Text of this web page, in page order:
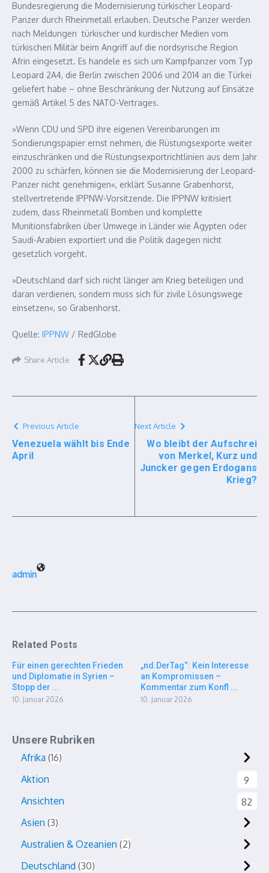
Bundesregierung die Modernisierung türkischer Leopard-
Panzer durch Rheinmetall erlauben. Deutsche Panzer werden
nach Meldungen türkischer und kurdischer Medien vom
türkischen Militär beim Angriff auf die nordsyrische Region
Afrin eingesetzt. Es handele es sich um Kampfpanzer vom Typ
Leopard 2A4, die Berlin zwischen 2006 und 2014 an die Türkei
geliefert habe – ohne Beschränkung der Nutzung auf Einsätze
gemäß Artikel 5 des NATO-Vertrages.
»Wenn CDU und SPD ihre eigenen Vereinbarungen im
Sondierungspapier ernst nehmen, die Rüstungsexporte weiter
einzuschränken und die Rüstungsexportrichtlinien aus dem Jahr
2000 zu schärfen, können sie die Modernisierung der Leopard-
Panzer nicht genehmigen«, erklärt Susanne Grabenhorst,
stellvertretende IPPNW-Vorsitzende. Die IPPNW kritisiert
zudem, dass Rheinmetall Bomben und komplette
Munitionsfabriken über Umwege in Länder wie Ägypten oder
Saudi-Arabien exportiert und die Politik dagegen nicht
gesetzlich vorgeht.
»Deutschland darf sich nicht länger am Krieg beteiligen und
daran verdienen, sondern muss sich für zivile Lösungswege
einsetzen«, so Grabenhorst.
Quelle: IPPNW / RedGlobe
Share Article
Previous Article
Venezuela wählt bis Ende
April
Next Article
Wo bleibt der Aufschrei
von Merkel, Kurz und
Juncker gegen Erdogans
Krieg?
admin
Related Posts
Für einen gerechten Frieden
und Diplomatie in Syrien –
Stopp der ...
10. Januar 2026
„nd.DerTag“: Kein Interesse
an Kompromissen –
Kommentar zum Konfl ...
10. Januar 2026
Unsere Rubriken
Afrika 16
Aktion
9
Ansichten
82
Asien 3
Australien & Ozeanien 2
Deutschland 30